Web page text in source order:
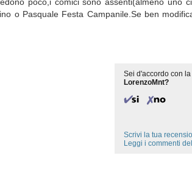
o Pasquale Festa Campanile.Se ben
Sei d'accordo con
LorenzoMnt?
Scrivi la tua
Leggi i commenti